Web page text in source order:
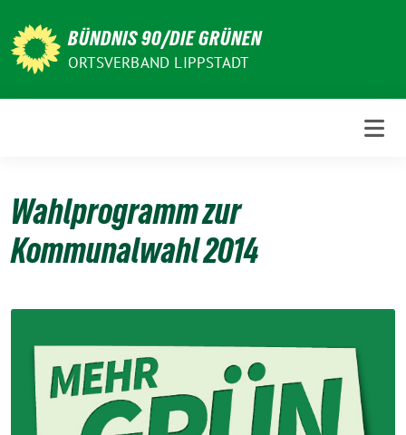
zum
Inhalt
BÜNDNIS 90/DIE GRÜNEN
ORTSVERBAND LIPPSTADT
Wahlprogramm zur
Kommunalwahl 2014